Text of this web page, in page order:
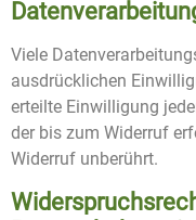
Viele
ausdrücklichen
erteilte Einwilligung
der bis zum Widerruf
Widerruf unberührt.